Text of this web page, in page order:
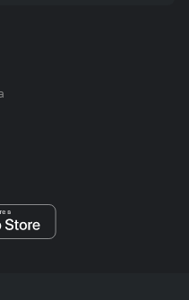
по работе с
обслуживания